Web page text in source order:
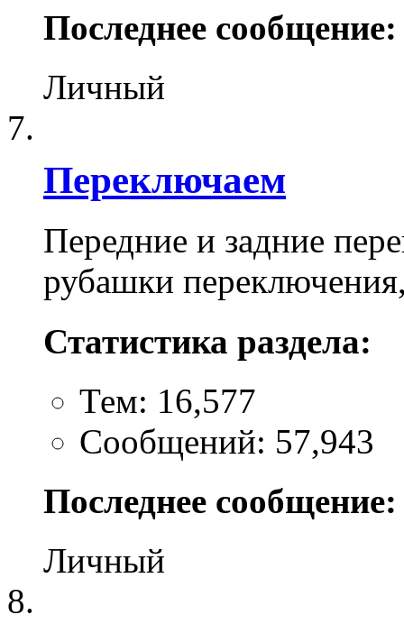
Последнее сообщение:
Личный
Переключаем
Передние и задние
рубашки
Статистика раздела:
Тем: 16,577
Сообщений: 57,943
Последнее сообщение:
Личный